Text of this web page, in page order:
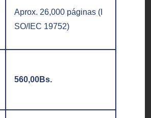
Aprox. 26,000 páginas (I
SO/IEC 19752)
560,00Bs.